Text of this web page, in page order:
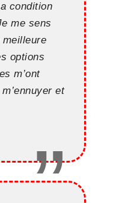
condition
me sens
meilleure
options
m’ont
et